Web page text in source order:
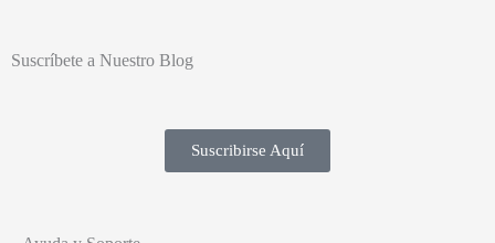
Suscríbete a Nuestro Blog
Suscribirse Aquí